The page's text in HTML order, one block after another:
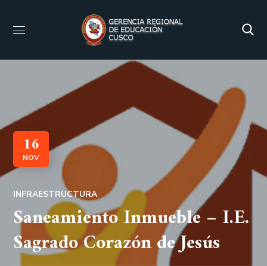
16
NOV
INFRAESTRUCTURA
Saneamiento Inmueble – I.E.
Sagrado Corazón de Jesús